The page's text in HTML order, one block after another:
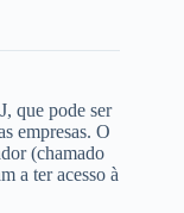
que pode ser
empresas. O
(chamado
a ter acesso à